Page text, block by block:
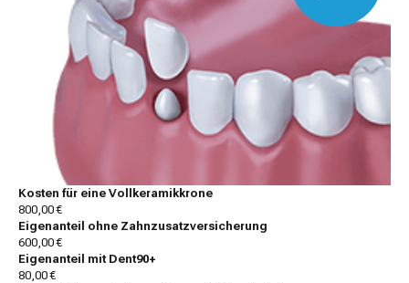
Kosten für eine Vollkeramikkrone
800,00 €
Eigenanteil ohne Zahnzusatzversicherung
600,00 €
Eigenanteil mit Dent90+
80,00 €